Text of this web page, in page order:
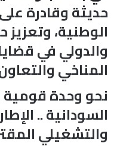
حديثة وقادرة
الوطنية،
والدولي في
المناخي
نحو وحدة قومية
السودانية ..
والتشغيلي